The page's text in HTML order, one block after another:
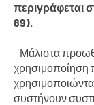
περιγράφεται
89).
Μάλιστα
χρησιμοποίηση
συστήνουν